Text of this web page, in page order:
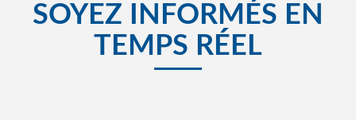
SOYEZ INFORMÉS EN
TEMPS RÉEL